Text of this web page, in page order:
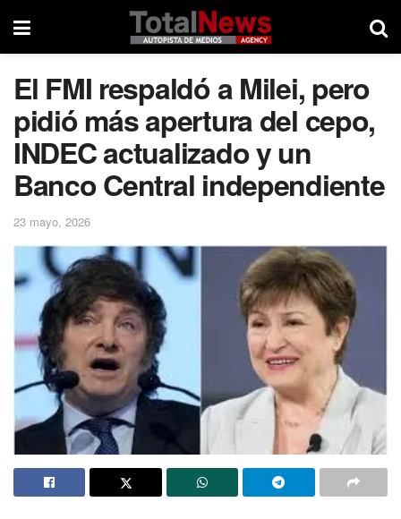
El FMI respaldó a Milei, pero
pidió más apertura del cepo,
INDEC actualizado y un
Banco Central independiente
23 mayo, 2026